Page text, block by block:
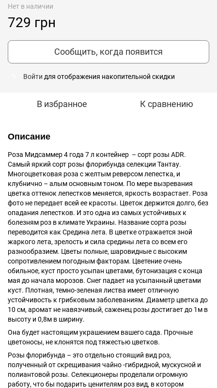
Нет в наличии
729 грн
Сообщить, когда появится
Войти для отображения накопительной скидки
В избранное К сравнению
Описание
Роза Мидсаммер 4 года 7 л контейнер – сорт розы ADR.
Cамый яркий сорт розы флорибунда селекции Тантау.
Многоцветковая роза с желтым реверсом лепестка, и
клубнично – алым основным тоном. По мере вызревания
цветка оттенок лепестков меняется, яркость возрастает. Роза
фото не передает всей ее красоты. Цветок держится долго, без
опадания лепестков. И это одна из самых устойчивых к
болезням роз в климате Украины. Название сорта розы
переводится как Средина лета. В цветке отражается зной
жаркого лета, зрелость и сила средины лета со всем его
разнообразием. Цветы полные, шаровидные с высоким
сопротивлением погодным факторам. Цветение очень
обильное, куст просто усыпан цветами, бутонизация с конца
мая до начала морозов. Снег падает на усыпанный цветами
куст. Плотная, темно-зеленая листва имеет отличную
устойчивость к грибковым заболеваниям. Диаметр цветка до
10 см, аромат не навязчивый, саженец розы достигает до 1м в
высоту и 0,8м в ширину.
Она будет настоящим украшением вашего сада. Прочные
цветоносы, не клонятся под тяжестью цветков.
Розы флорибунда – это отдельно стоящий вид роз,
полученный от скрещивания чайно -гибридной, мускусной и
полиантовой розы. Селекционеры проделали огромную
работу, что бы подарить ценителям роз вид, в котором